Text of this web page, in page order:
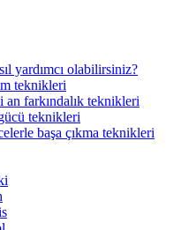
yardımcı olabilirsiniz?
teknikleri
an farkındalık teknikleri
teknikleri
başa çıkma teknikleri